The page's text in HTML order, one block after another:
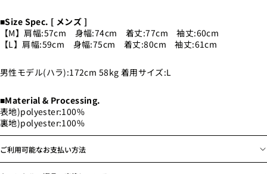
■Size Spec. [ メンズ ]
【M】肩幅:57cm 身幅:74cm 着丈:77cm 袖丈:60cm
【L】肩幅:59cm 身幅:75cm 着丈:80cm 袖丈:61cm
男性モデル(ハラ):172cm 58kg 着用サイズ:L
■Material & Processing.
表地)polyester:100%
裏地)polyester:100%
ご利用可能なお支払い方法